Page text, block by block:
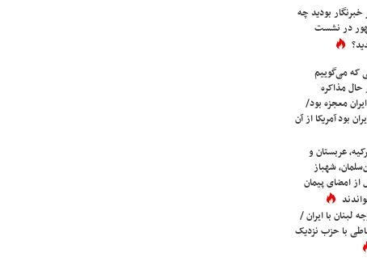
بودید چه
در نشست
که می‌گوییم
حال مذاکره
معجزه بود/
بود آمریکا از آن
عربستان و
شهباز
امضای پیمان
لبنان با ایران /
با حزب نزدیک